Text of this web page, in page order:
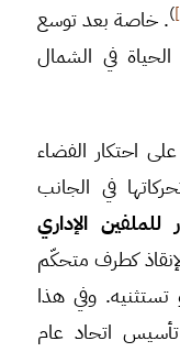
). خاصة بعد توسع
في الشمال
احتكار الفضاء
في الجانب
للملفين الإداري
كطرف متحكّم
وفي هذا
اتحاد عام